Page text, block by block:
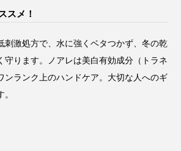
スメ！
刺激処方で、水に強くベタつかず、冬の乾
守ります。ノアレは美白有効成分（トラネ
ンランク上のハンドケア。大切な人へのギ